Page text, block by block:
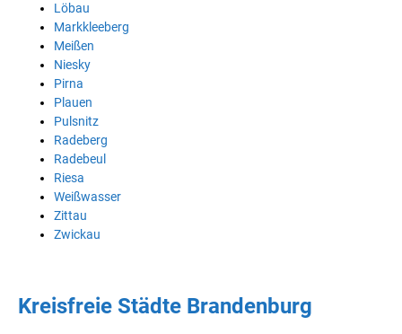
Löbau
Markkleeberg
Meißen
Niesky
Pirna
Plauen
Pulsnitz
Radeberg
Radebeul
Riesa
Weißwasser
Zittau
Zwickau
Kreisfreie Städte Brandenburg